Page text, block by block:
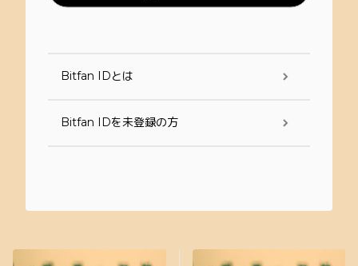
Bitfan IDとは
Bitfan IDを未登録の方